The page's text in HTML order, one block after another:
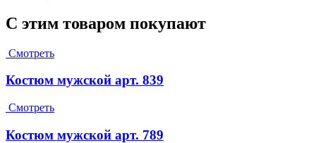
С этим товаром покупают
Смотреть
Костюм мужской арт. 839
Смотреть
Костюм мужской арт. 789